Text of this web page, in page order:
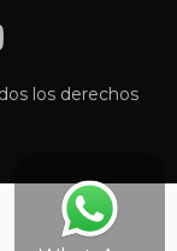
los derechos